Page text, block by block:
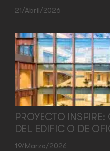
21/abril/2026
PROYECTO
DEL EDIFICIO DE
19/marzo/2026